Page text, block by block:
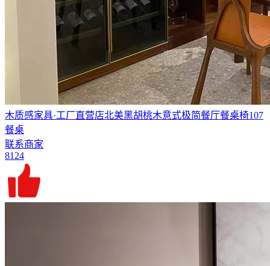
木质感家具·工厂直营店北美黑胡桃木意式极简餐厅餐桌椅107
餐桌
联系商家
8124